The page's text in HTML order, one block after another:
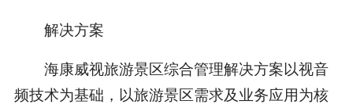
解决方案
海康威视旅游景区综合管理解决方案以视音
频技术为基础，以旅游景区需求及业务应用为核